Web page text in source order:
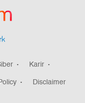
Karir
Disclaimer